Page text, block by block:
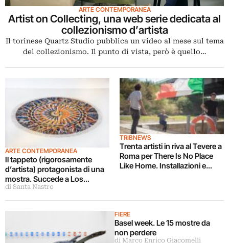
ARTE CONTEMPORANEA
Artist on Collecting, una web serie dedicata al
collezionismo d’artista
Il torinese Quartz Studio pubblica un video al mese sul tema
del collezionismo. Il punto di vista, però è quello…
ARTE CONTEMPORANEA
Il tappeto (rigorosamente
d’artista) protagonista di una
mostra. Succede a Los
Angeles
di Santa Nastro
TRIBNEWS
Trenta artisti in riva al Tevere a
Roma per There Is No Place
Like Home. Installazioni e
FIERE
Basel week. Le 15 mostre da
non perdere
di Marco Enrico Giacomelli